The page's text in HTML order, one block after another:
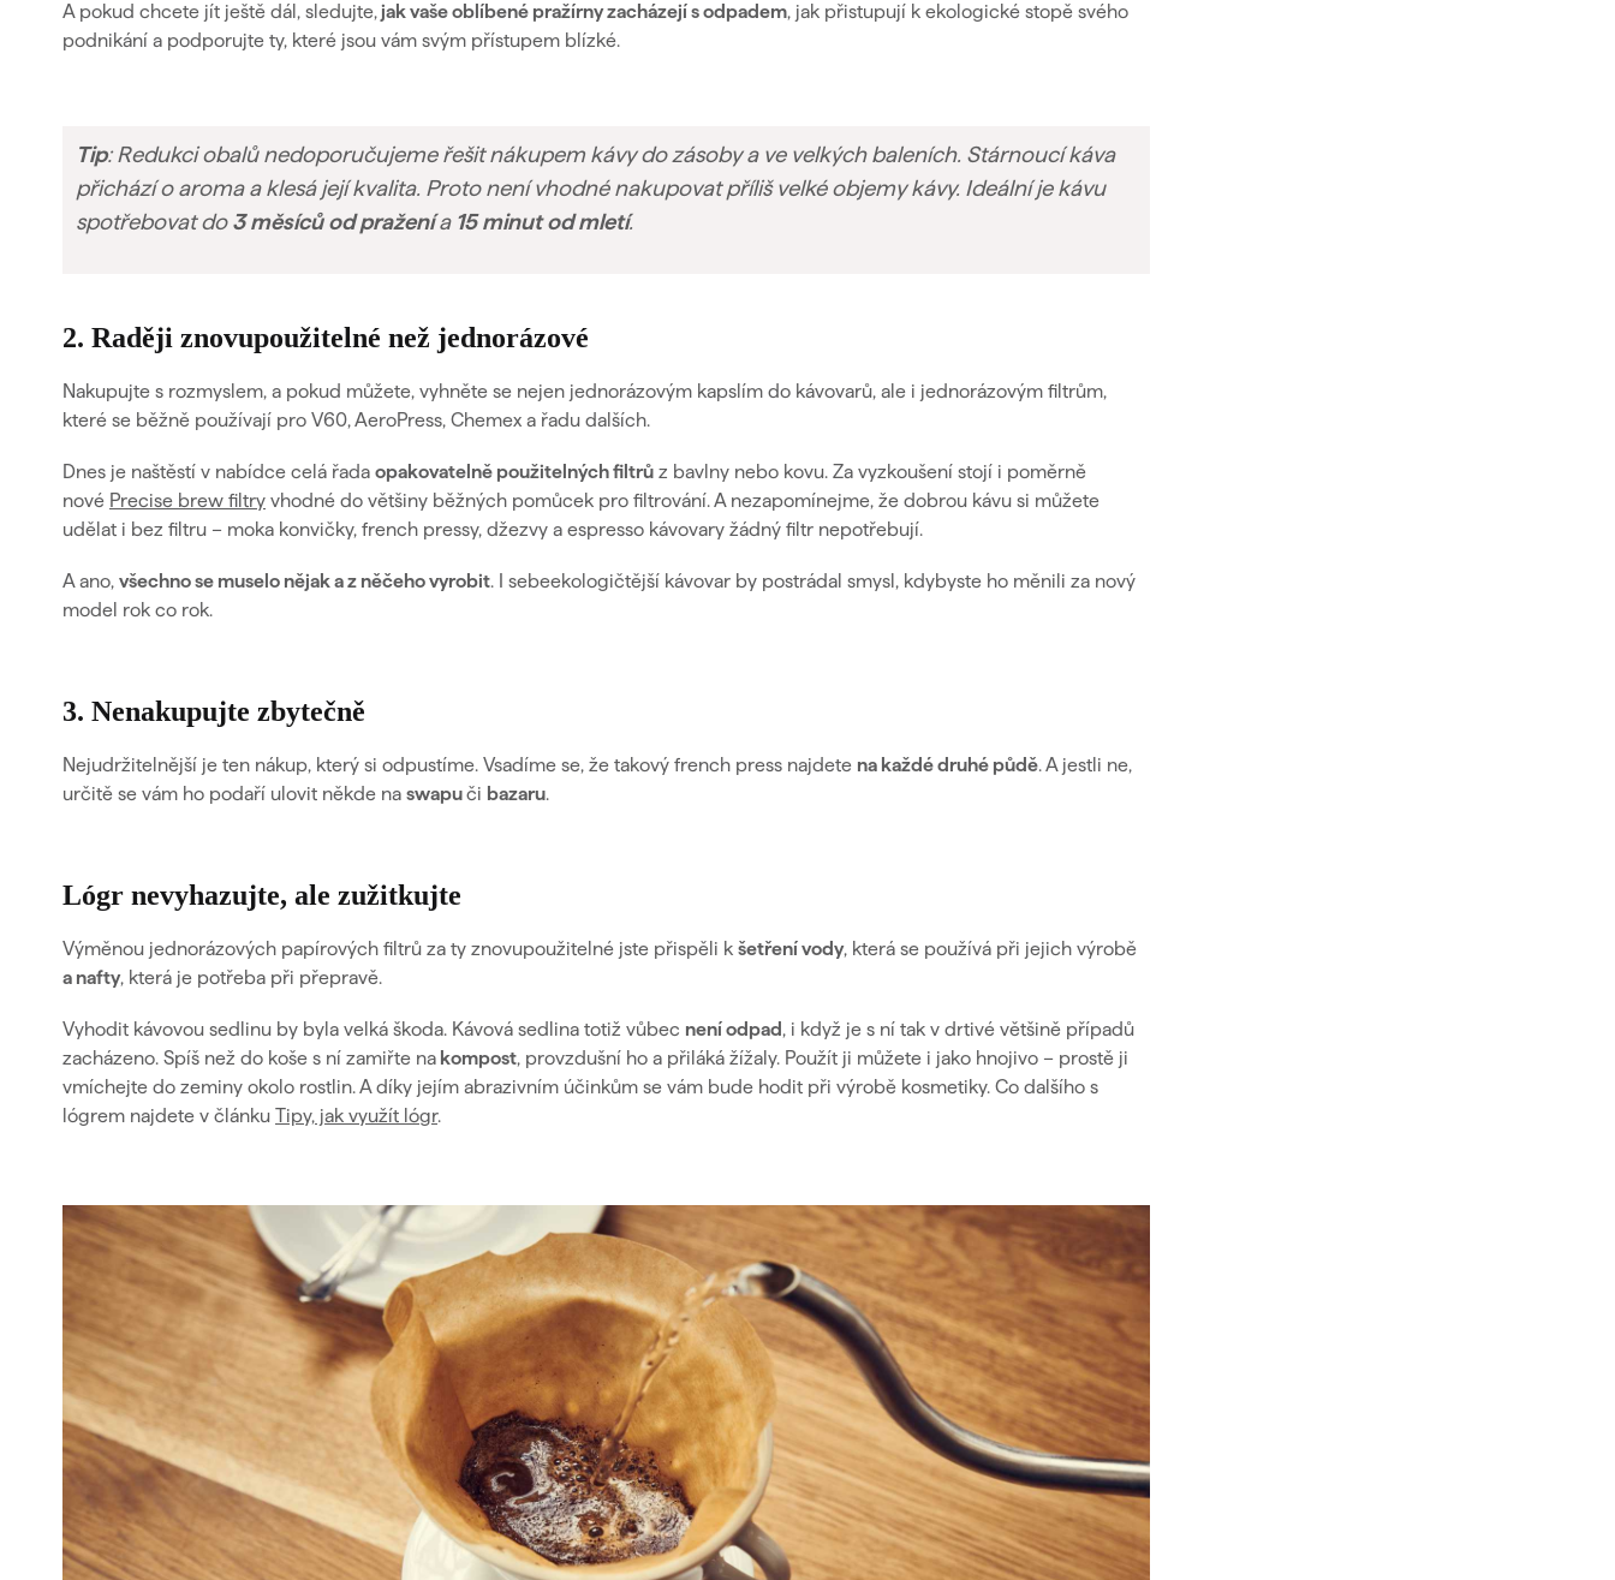
A pokud chcete jít ještě dál, sledujte,jak vaše oblíbené pražírny zacházejí s odpadem, jak přistupují k ekologické stopě svého
podnikání a podporujte ty, které jsou vám svým přístupem blízké.
Tip:Redukci obalů nedoporučujeme řešit nákupem kávy do zásoby a ve velkých baleních. Stárnoucí káva
přichází o aroma a klesá její kvalita. Proto není vhodné nakupovat příliš velké objemy kávy. Ideální je kávu
spotřebovat do3 měsíců od praženía 15 minut od mletí.
2. Raději znovupoužitelné než jednorázové
Nakupujte s rozmyslem, a pokud můžete, vyhněte se nejen jednorázovým kapslím do kávovarů, ale i jednorázovým filtrům,
které se běžně používají pro V60, AeroPress, Chemex a řadu dalších.
Dnes je naštěstí v nabídce celá řada opakovatelně použitelných filtrů z bavlny nebo kovu. Za vyzkoušení stojí i poměrně
nové Precise brew filtry vhodné do většiny běžných pomůcek pro filtrování. A nezapomínejme, že dobrou kávu si můžete
udělat i bez filtru – moka konvičky, french pressy, džezvy a espresso kávovary žádný filtr nepotřebují.
A ano, všechno se muselo nějak a z něčeho vyrobit. I sebeekologičtější kávovar by postrádal smysl, kdybyste ho měnili za nový
model rok co rok.
3. Nenakupujte zbytečně
Nejudržitelnější je ten nákup, který si odpustíme. Vsadíme se, že takový french press najdete na každé druhé půdě. A jestli ne,
určitě se vám ho podaří ulovit někde na swapuči bazaru.
Lógr nevyhazujte, ale zužitkujte
Výměnou jednorázových papírových filtrů za ty znovupoužitelné jste přispěli k šetření vody, která se používá při jejich výrobě
a nafty, která je potřeba při přepravě.
Vyhodit kávovou sedlinu by byla velká škoda. Kávová sedlina totiž vůbec není odpad , i když je s ní tak v drtivé většině případů
zacházeno. Spíš než do koše s ní zamiřte na kompost, provzdušní ho a přiláká žížaly. Použít ji můžete i jako hnojivo – prostě ji
vmíchejte do zeminy okolo rostlin. A díky jejím abrazivním účinkům se vám bude hodit při výrobě kosmetiky. Co dalšího s
lógrem najdete v článku Tipy, jak využít lógr.